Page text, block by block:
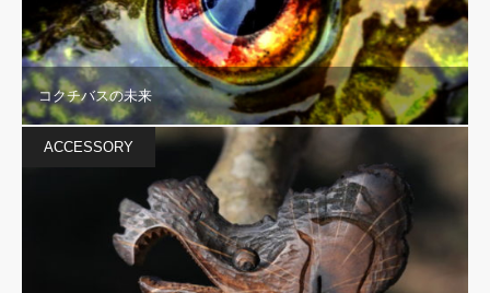
コクチバスの未来
ACCESSORY